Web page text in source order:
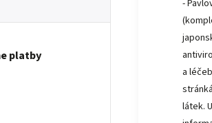
platby
-
a
látek.